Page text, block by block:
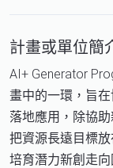
計畫或單位簡
AI+ Generator
畫中的一環，旨
落地應用，除協
把資源長遠目標
培育潛力新創走